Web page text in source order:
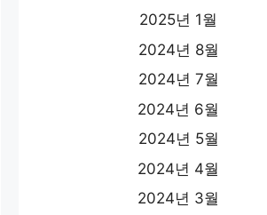
2025년 1월
2024년 8월
2024년 7월
2024년 6월
2024년 5월
2024년 4월
2024년 3월